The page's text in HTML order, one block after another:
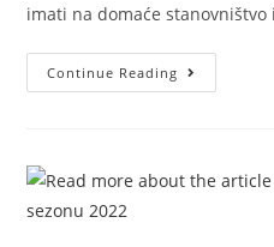
imati na domaće stanovništvo
Continue Reading